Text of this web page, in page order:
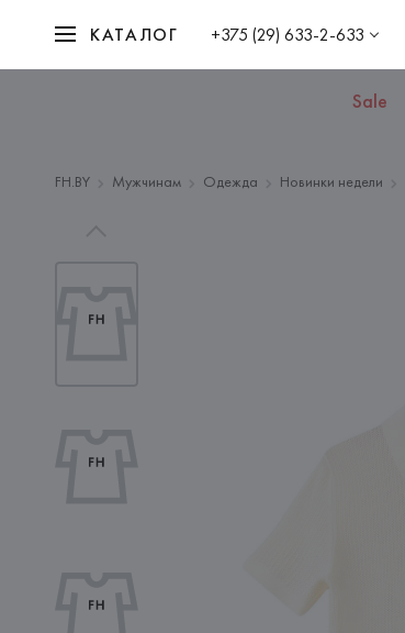
КАТАЛОГ +375 (29) 633-2-633
Sale
FH.BY Мужчинам Одежда Новинки недели